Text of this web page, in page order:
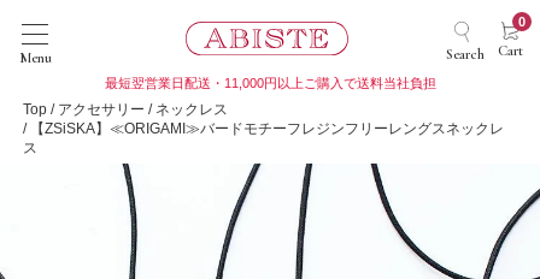
Menu Search Cart
0
最短翌営業日配送・11,000円以上ご購入で送料当社負担
Top アクセサリー
ネックレス
【ZSiSKA】≪ORIGAMI≫バードモチーフレジンフリーレングスネックレ
ス